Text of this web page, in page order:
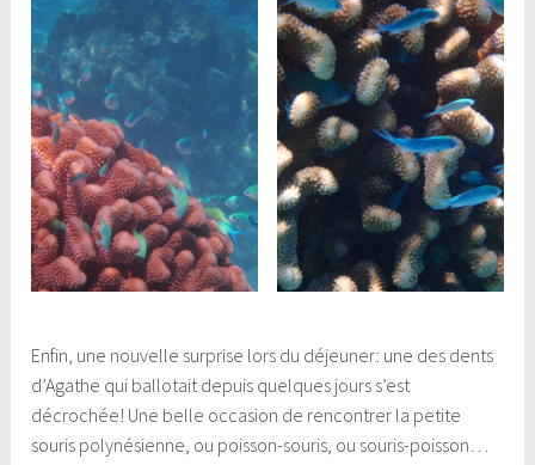
Enfin, une nouvelle surprise lors du déjeuner: une des dents
d’Agathe qui ballotait depuis quelques jours s’est
décrochée! Une belle occasion de rencontrer la petite
souris polynésienne, ou poisson-souris, ou souris-poisson…